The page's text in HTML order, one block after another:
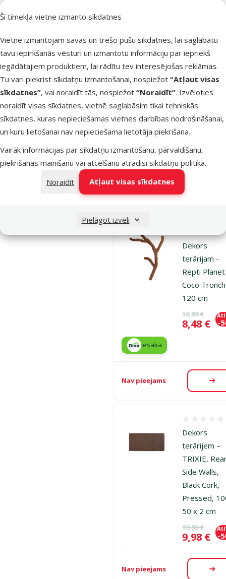
Šī tīmekļa vietne izmanto sīkdatnes
Vietnē izmantojam savas un trešo pušu sīkdatnes, lai saglabātu
tavu iepirkšanās vēsturi un izmantotu informāciju par iepriekš
iegādātajiem produktiem, lai rādītu tev interesējošas reklāmas.
Tu vari piekrist sīkdatņu izmantošanai, nospiežot “Atļaut visas
sīkdatnes”, vai noraidīt tās, nospiežot “Noraidīt”. Izvēloties
noraidīt visas sīkdatnes, vietnē saglabāsim tikai tehniskās
sīkdatnes, kuras nepieciešamas vietnes darbības nodrošināšanai,
un kuru lietošanai nav nepieciešama lietotāja piekrišana.
Vairāk informācijas par sīkdatņu izmantošanu, pārvaldīšanu,
piekrišanas mainīšanu vai atcelšanu atradīsi sīkdatņu politikā.
Noraidīt
Atļaut visas sīkdatnes
Pielāgot izvēli
Dekors
terārijam –
Repti Planet
Coco
80 cm
Cena
7,48 €
Nav pieejams
Dekors
terārijam -
Repti Planet
Coco
120 cm
Atsauksmes
Oriģinālā
16,99 €
Cena
8,48 € -
iesaka
Nav pieejams
Dekors
terārijem –
TRIXIE,
Side Walls,
Black Cork,
Pressed,
50 x 2 cm
Oriģinālā
19,99 €
Cena
9,98 € -
Nav pieejams